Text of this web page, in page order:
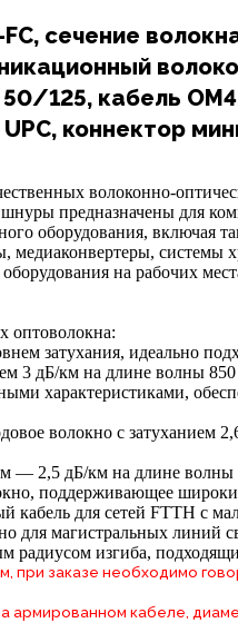
сечение
125, кабель
коннектор
волоконно-
предназначены для
оборудования, включая
медиаконвертеры,
на рабочих
оптоволокна:
затухания, идеально
3 дБ/км на длине волны
характеристиками,
волокно с затуханием
— 2,5 дБ/км на длине
поддерживающее
кабель для сетей FTTH с
для магистральных линий
радиусом изгиба,
при заказе необходимо
армированном кабеле,